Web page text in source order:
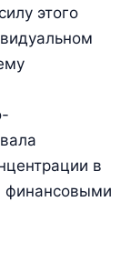
этого
в
финансовыми